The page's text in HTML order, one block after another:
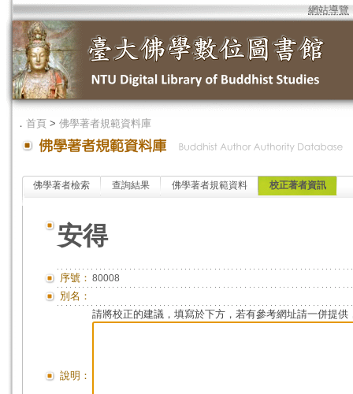
網站導覽
． 首頁 > 佛學著者規範資料庫
佛學著者檢索 查詢結果 佛學著者規範資料 校正著者資訊
安得
序號： 80008
別名：
說明：
請將校正的建議，填寫於下方，若有參考網址請一併提供